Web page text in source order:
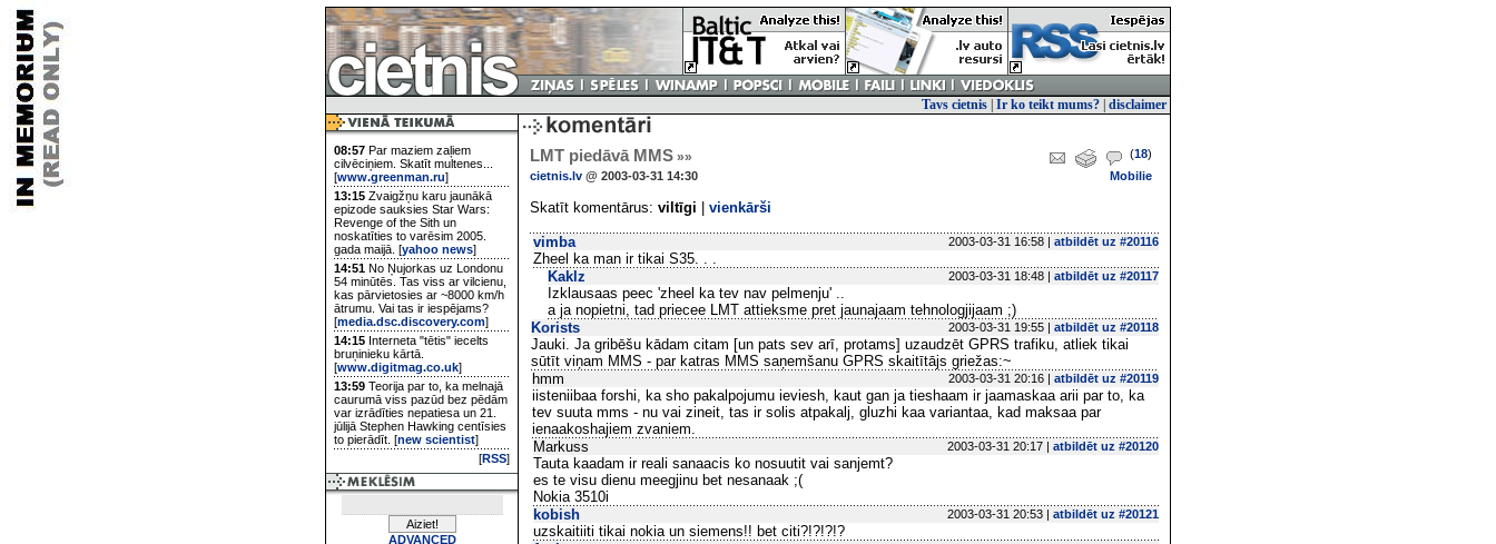
Tavs cietnis Ir ko teikt mums? disclaimer
08:57 Par maziem zaļiem
cilvēciņiem. Skatīt multenes...
[www.greenman.ru]
13:15 Zvaigžņu karu jaunākā
epizode sauksies Star Wars:
Revenge of the Sith un
noskatīties to varēsim 2005.
gada maijā. [yahoo news]
14:51 No Ņujorkas uz Londonu
54 minūtēs. Tas viss ar vilcienu,
kas pārvietosies ar ~8000 km/h
ātrumu. Vai tas ir iespējams?
[media.dsc.discovery.com]
14:15 Interneta "tētis" iecelts
bruņinieku kārtā.
[www.digitmag.co.uk]
13:59 Teorija par to, ka melnajā
caurumā viss pazūd bez pēdām
var izrādīties nepatiesa un 21.
jūlijā Stephen Hawking centīsies
to pierādīt. [new scientist]
[RSS]
ADVANCED
LMT piedāvā MMS »» (18)
cietnis.lv @ 2003-03-31 14:30 Mobilie
Skatīt komentārus: viltīgi vienkārši
vimba 2003-03-31 16:58 | atbildēt uz #20116
Zheel ka man ir tikai S35. . .
Kaklz
2003-03-31 18:48 | atbildēt uz #20117
Izklausaas peec 'zheel ka tev nav pelmenju' ..
a ja nopietni, tad priecee LMT attieksme pret jaunajaam tehnologjijaam ;)
Korists
2003-03-31 19:55 | atbildēt uz #20118
Jauki. Ja gribēšu kādam citam [un pats sev arī, protams] uzaudzēt GPRS trafiku, atliek tikai
sūtīt viņam MMS - par katras MMS saņemšanu GPRS skaitītājs griežas:~
hmm
2003-03-31 20:16 | atbildēt uz #20119
iisteniibaa forshi, ka sho pakalpojumu ieviesh, kaut gan ja tieshaam ir jaamaskaa arii par to, ka
tev suuta mms - nu vai zineit, tas ir solis atpakalj, gluzhi kaa variantaa, kad maksaa par
ienaakoshajiem zvaniem.
Markuss
2003-03-31 20:17 | atbildēt uz #20120
Tauta kaadam ir reali sanaacis ko nosuutit vai sanjemt?
es te visu dienu meegjinu bet nesanaak ;(
Nokia 3510i
kobish
2003-03-31 20:53 | atbildēt uz #20121
uzskaitiiti tikai nokia un siemens!! bet citi?!?!?!?